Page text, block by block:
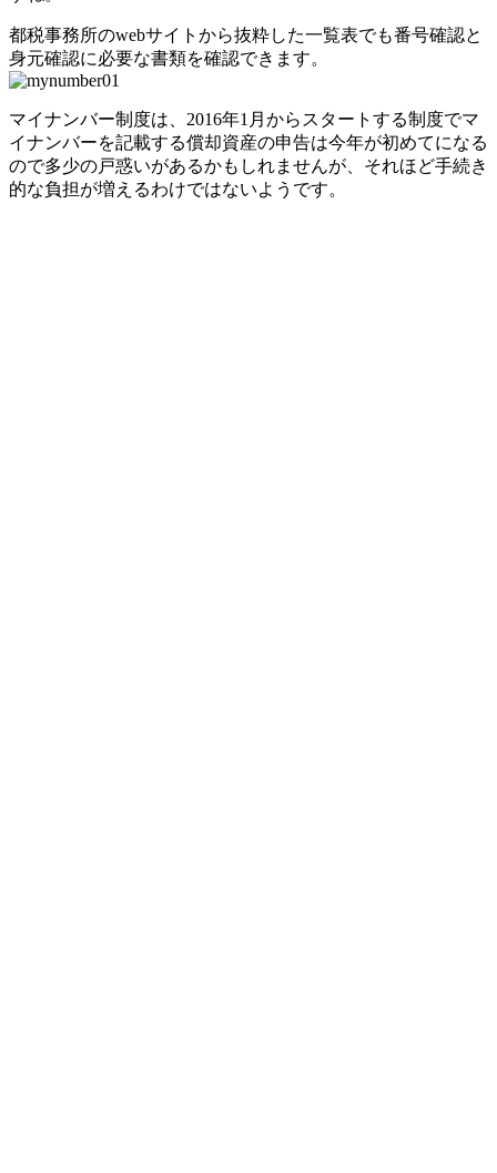
都税事務所のwebサイトから抜粋した一覧表でも番号確認と
身元確認に必要な書類を確認できます。
マイナンバー制度は、2016年1月からスタートする制度でマ
イナンバーを記載する償却資産の申告は今年が初めてになる
ので多少の戸惑いがあるかもしれませんが、それほど手続き
的な負担が増えるわけではないようです。